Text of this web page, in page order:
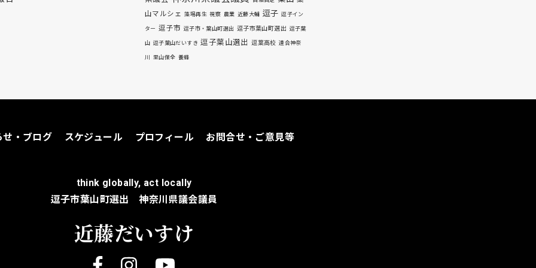
山マルシェ
藻場再生 視察 農業 近藤大輔 逗子 逗子イン
ター 逗子市 逗子市・葉山町選出 逗子市葉山町選出 逗子葉
山 逗子葉山だいすき 逗子葉山選出 逗葉高校 連合神奈
川 里山保全 養蜂
せ・ブログ スケジュール プロフィール お問合せ・ご意見等
think globally, act locally
逗子市葉山町選出 神奈川県議会議員
近藤だいすけ